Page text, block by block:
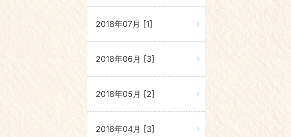
2018年07月 [1]
2018年06月 [3]
2018年05月 [2]
2018年04月 [3]